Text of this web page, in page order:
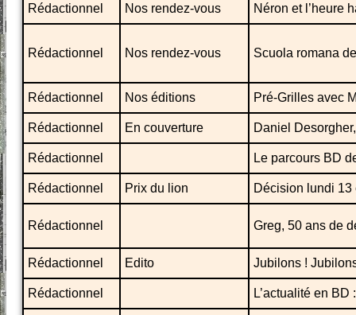
Rédactionnel
Nos rendez-vous Néron et l’heure
Rédactionnel Nos rendez-vous Scuola romana
Rédactionnel Nos éditions Pré-Grilles avec
Rédactionnel En couverture Daniel
Rédactionnel Le parcours BD
Rédactionnel Prix du lion Décision lundi 13
Rédactionnel Greg, 50 ans de
Rédactionnel Edito Jubilons !
Rédactionnel L’actualité en